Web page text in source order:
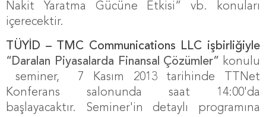
Nakit Yaratma Gücüne Etkisi” vb. konuları
içerecektir.
TÜYİD – TMC Communications LLC işbirliğiyle
“Daralan Piyasalarda Finansal Çözümler” konulu
seminer,
7 Kasım 2013 tarihinde TTNet
Konferans salonunda saat 14:00'da
başlayacaktır. Seminer'in detaylı programına